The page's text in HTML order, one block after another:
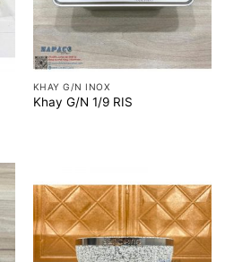
KHAY G/N INOX
Khay G/N 1/9 RIS